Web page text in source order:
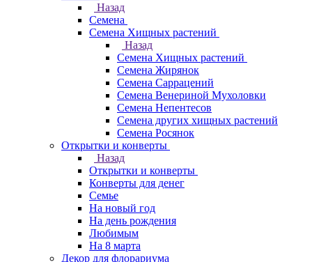
Назад
Семена
Семена Хищных растений
Назад
Семена Хищных растений
Семена Жирянок
Семена Саррацений
Семена Венериной Мухоловки
Семена Непентесов
Семена других хищных растений
Семена Росянок
Открытки и конверты
Назад
Открытки и конверты
Конверты для денег
Семье
На новый год
На день рождения
Любимым
На 8 марта
Декор для флорариума